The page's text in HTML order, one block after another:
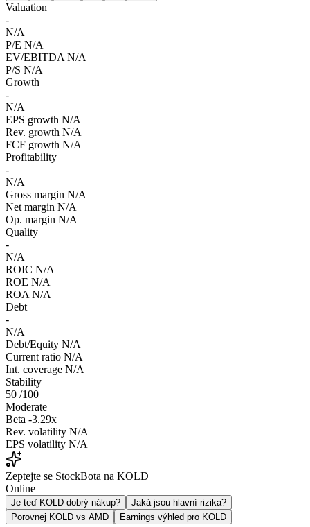
Valuation
-
N/A
P/E N/A
EV/EBITDA N/A
P/S N/A
Growth
-
N/A
EPS growth N/A
Rev. growth N/A
FCF growth N/A
Profitability
-
N/A
Gross margin N/A
Net margin N/A
Op. margin N/A
Quality
-
N/A
ROIC N/A
ROE N/A
ROA N/A
Debt
-
N/A
Debt/Equity N/A
Current ratio N/A
Int. coverage N/A
Stability
50 /100
Moderate
Beta -3.29x
Rev. volatility N/A
EPS volatility N/A
Zeptejte se StockBota na KOLD
Online
Je teď KOLD dobrý nákup?
Jaká jsou hlavní rizika?
Porovnej KOLD vs AMD
Earnings výhled pro KOLD